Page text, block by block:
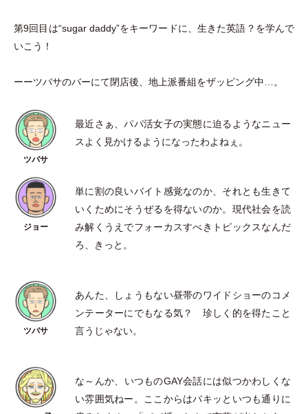
第9回目は“sugar daddy”をキーワードに、生きた英語？を学んで
いこう！
ーーツバサのバーにて閉店後、地上派番組をザッピング中…。
最近さぁ、パパ活女子の実態に迫るようなニュー
スよく見かけるようになったわよねぇ。
単に割の良いバイト感覚なのか、それとも生きて
いくためにそうぜるを得ないのか。現代社会を読
み解くうえでフォーカスすべきトピックスなんだ
ろ、きっと。
あんた、しょうもない昼帯のワイドショーのコメ
ンテーターにでもなる気？ 珍しく的を得たこと
言うじゃない。
な～んか、いつものGAY会話には似つかわしくな
い雰囲気ねー。ここからはパキッといつも通りに